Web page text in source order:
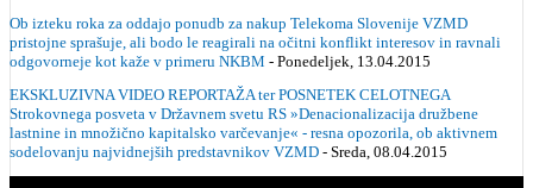
Ob izteku roka za oddajo ponudb za nakup Telekoma Slovenije VZMD
pristojne sprašuje, ali bodo le reagirali na očitni konflikt interesov in ravnali
odgovorneje kot kaže v primeru NKBM - Ponedeljek, 13.04.2015
EKSKLUZIVNA VIDEO REPORTAŽA ter POSNETEK CELOTNEGA
Strokovnega posveta v Državnem svetu RS »Denacionalizacija družbene
lastnine in množično kapitalsko varčevanje« - resna opozorila, ob aktivnem
sodelovanju najvidnejših predstavnikov VZMD - Sreda, 08.04.2015